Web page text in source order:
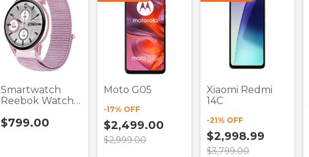
Smartwatch
Reebok Watch
$799.00
Moto G05
-17% OFF
$2,499.00
$2,999.00
Xiaomi Redmi
14C
-21% OFF
$2,998.99
$3,799.00